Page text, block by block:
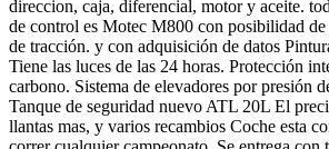
de tracción. y con adquisición de datos
Tiene las luces de las 24 horas. Protección
carbono. Sistema de elevadores por presión
Tanque de seguridad nuevo ATL 20L El
llantas mas, y varios recambios Coche esta
correr cualquier campeonato. Se entrega con
del coche. Pasaporte Nacional para montaña